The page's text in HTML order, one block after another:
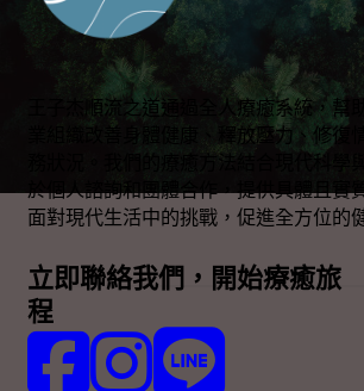
王子杰順流之道通過全人療癒系統，幫
業組織改善身體健康、釋放壓力、修復
務狀況。我們的療癒方法結合現代科學
於個人諮詢和團體合作，提供具體且實
面對現代生活中的挑戰，促進全方位的
立即聯絡我們，開始療癒旅
程
Follow us on Facebook
Follow us on Instagram
Follow us on